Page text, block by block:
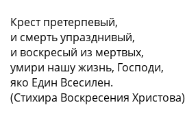
Крест претерпевый,
и смерть упразднивый,
и воскресый из мертвых,
умири нашу жизнь, Господи,
яко Един Всесилен.
(Стихира Воскресения Христова)